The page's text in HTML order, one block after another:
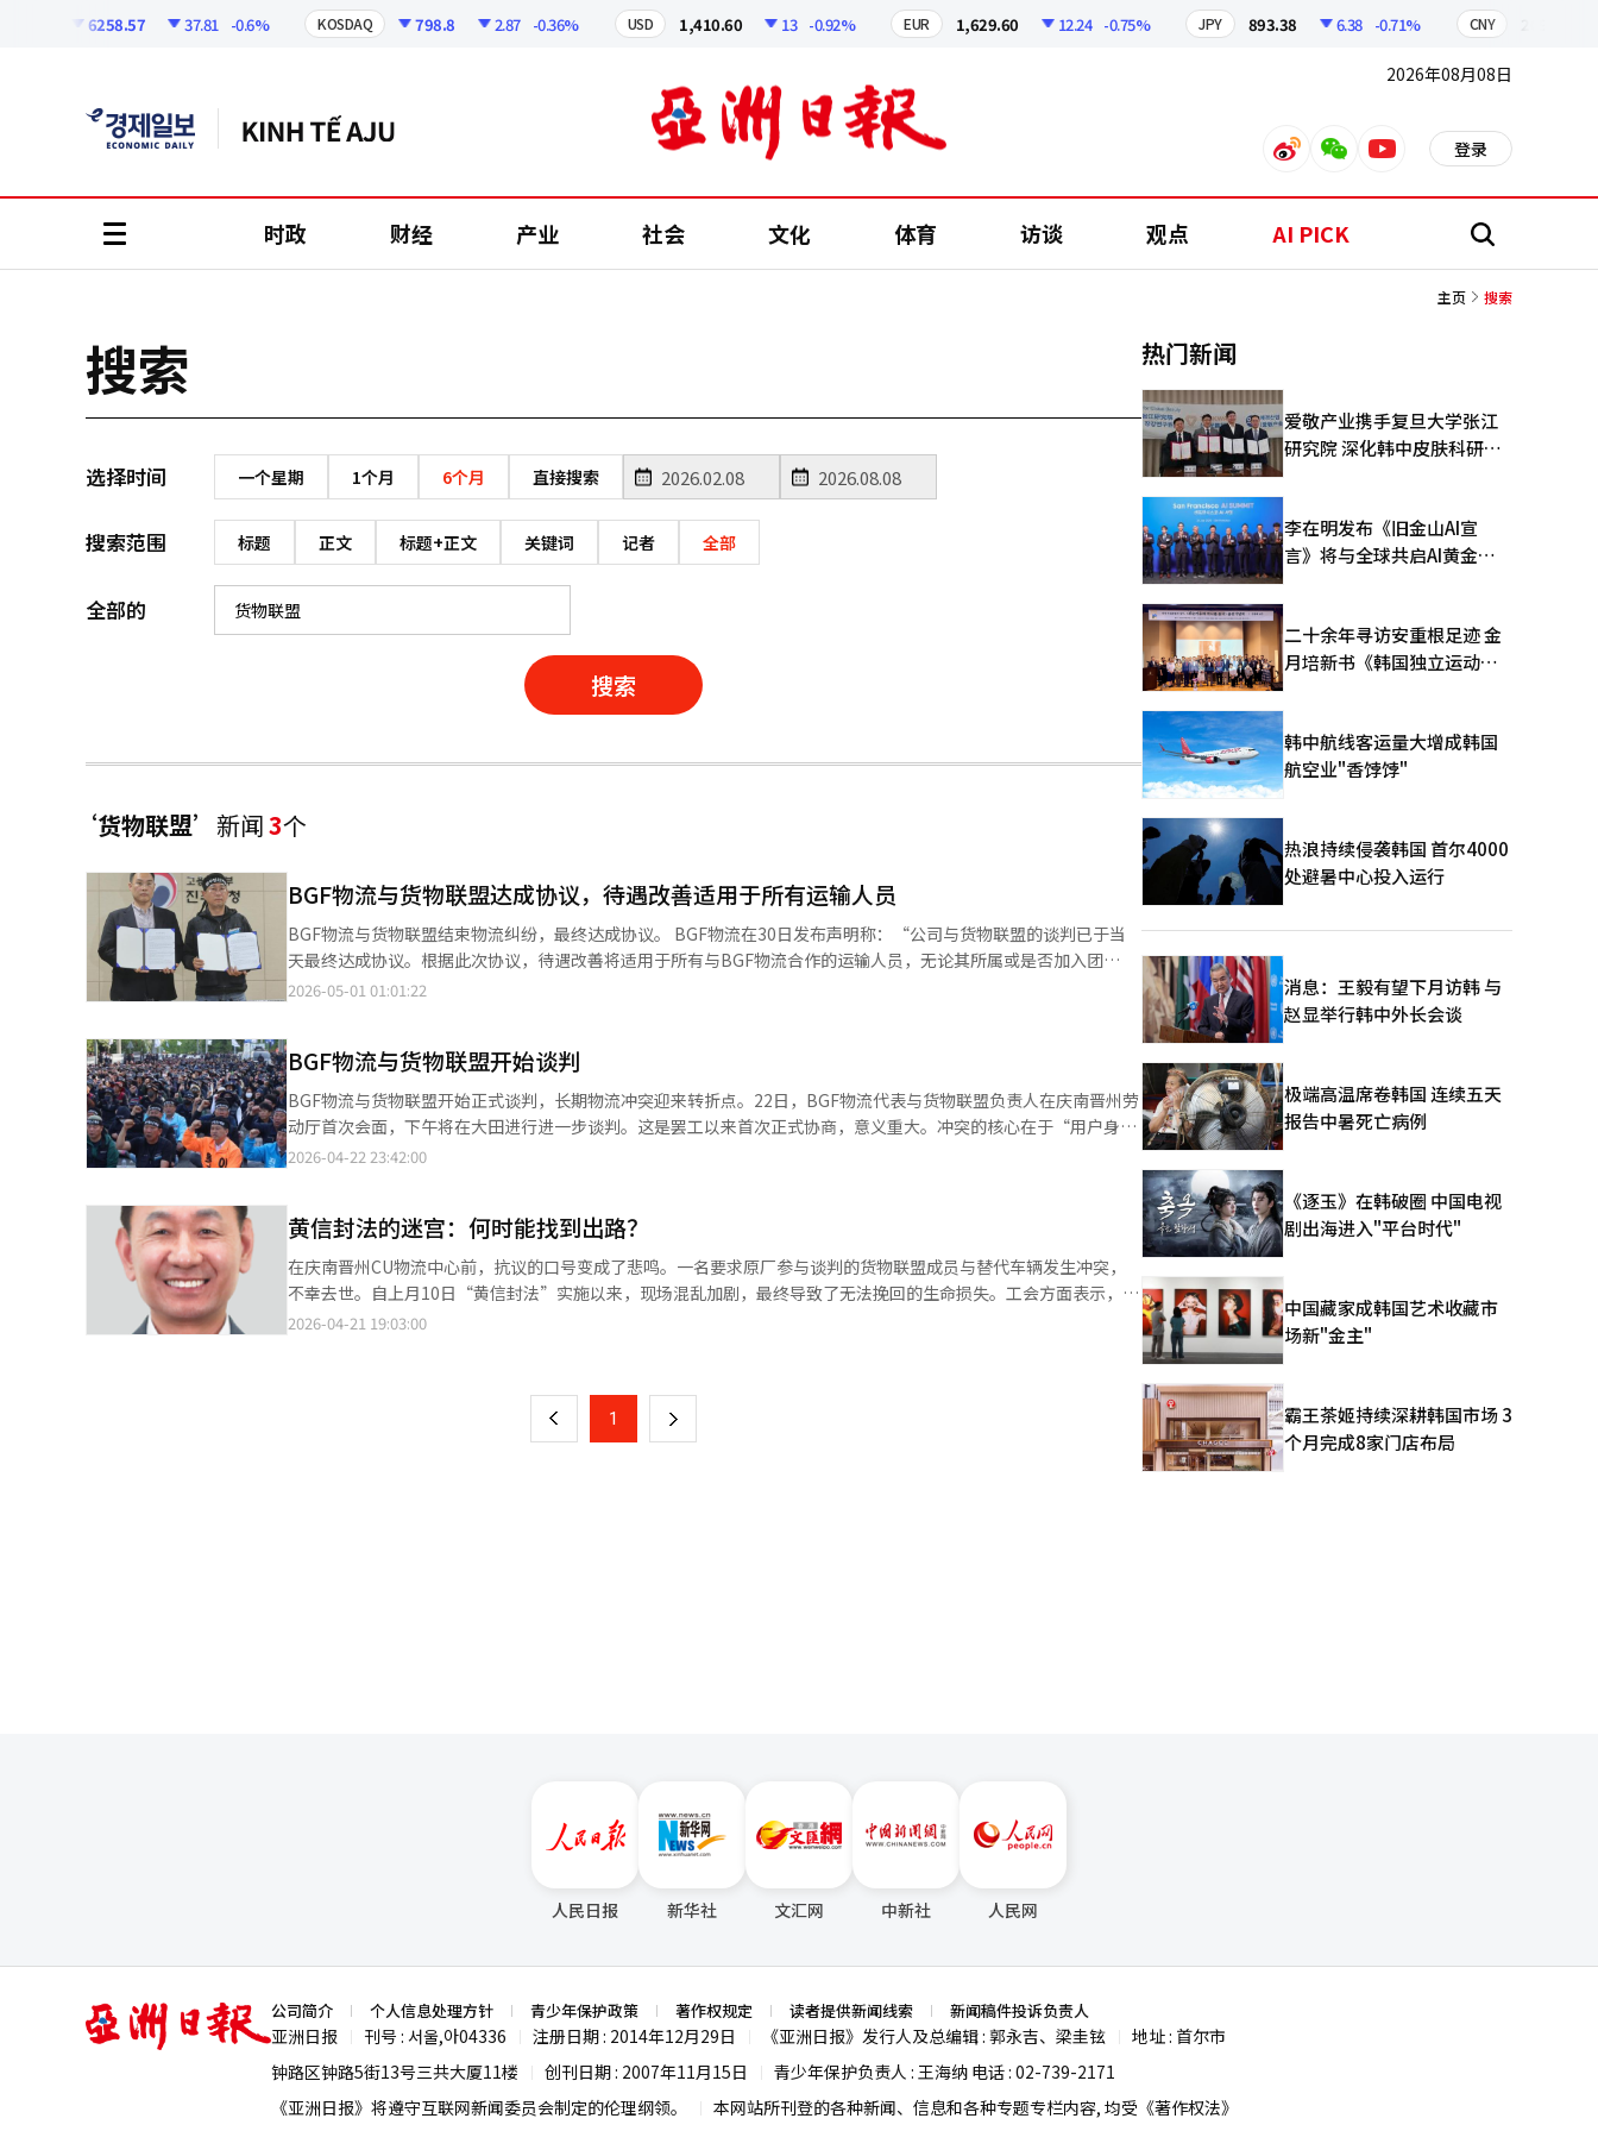
6258.57 37.81 -0.6% KOSDAQ 798.8 2.87 -0.36% USD 1,410.60 13 -0.92% EUR 1,629.60 12.24 -0.75% JPY 893.38 6.38 -0.71% CNY
2026年08月08日
weiboweixinyoutube 登录
时政 财经 产业 社会 文化 体育 访谈 观点 AI PICK 搜
主页 搜索
搜索
选择时间 一个星期 1个月 6个月 直接搜索
搜索范围 标题 正文 标题+正文 关键词 记者 全部
全部的
搜索
‘货物联盟’ 新闻3个
BGF物流与货物联盟达成协议，待遇改善适用于所有运输人员
BGF物流与货物联盟结束物流纠纷，最终达成协议。 BGF物流在30日发布声明称：“公司与货物联盟的谈判已于当
天最终达成协议。根据此次协议，待遇改善将适用于所有与BGF物流合作的运输人员，无论其所属或是否加入团
体。” BGF物流表示：“物流中心和食品工厂的封锁将在协议签署后立即解除，商品配送将在各中心内部整顿后逐步
而努力。” 当天上午签署的协议包括运输费提高7%、每季度一次的有薪假期保障、工会活动保障、与此次集会相关
的民事和刑事免责及撤回临时禁令申请等内容。还包括对已故工会成员的名誉恢复和礼遇。 经营便利店CU的BGF零
售将制定店主支持措施。公司计划检查店铺受损情况并收集现场意见以制定支持方案。 此外，公司将在内部整顿后以
镇川物流中心为中心恢复运营，并计划在本周内推动所有物流中心和工厂的正常化。 ※ 本报道经人工智能（AI）系
统翻译与编辑。
2026-05-01 01:01:22
BGF物流与货物联盟开始谈判
BGF物流与货物联盟开始正式谈判，长期物流冲突迎来转折点。22日，BGF物流代表与货物联盟负责人在庆南晋州劳
动厅首次会面，下午将在大田进行进一步谈判。这是罢工以来首次正式协商，意义重大。冲突的核心在于“用户身
份”是否被承认。货物联盟认为BGF零售及其子公司BGF物流拥有实际指挥权，要求直接谈判，并引用“黄信封
扩大至生产阶段，17日起封锁忠北镇川BGF食品工厂，全面阻止便当、三明治等简餐生产和出货，导致部分产品被废
弃，全国店铺供应链受影响。店铺损失迅速积累，全国CU加盟店主纷纷表示“整个周末都没收到货”，部分店铺无
法陈列三角饭团和便当，销售额下降。20日发生的死亡事故使事态急剧恶化。庆南晋州物流中心前的集会现场，一辆
替代货车与工会成员相撞，导致1人死亡，多人受伤，劳资冲突成为社会问题。事故后，政府介入调解，劳动部呼吁
劳资双方直接对话，强调解决问题的必要性。BGF物流决定参与谈判，被视为因物流问题导致店主损失扩大、社会舆
2026-04-22 23:42:00
黄信封法的迷宫：何时能找到出路？
在庆南晋州CU物流中心前，抗议的口号变成了悲鸣。一名要求原厂参与谈判的货物联盟成员与替代车辆发生冲突，
不幸去世。自上月10日“黄信封法”实施以来，现场混乱加剧，最终导致了无法挽回的生命损失。工会方面表示，这
次事故与法律实施无关，他们只是要求承认原厂的雇主身份。然而，这正是黄信封法的核心争议。法律的模糊性导致
我们多次警告，没有明确指导和社会共识的立法会导致劳资双方的共灭。政治界和相关部门却充耳不闻，结果是我们
现在面临的冷酷现实。我们需要多少牺牲才能采取措施？问题的根本在于法律条款的抽象性。原厂企业认为与众多下
包工会逐一谈判不切实际，且可能侵犯经营权。工人则要求找到真正的指挥者。在这种对立中，“对话”缺失。双方
2026-04-21 19:03:00
上 1 下
热门新闻
爱敬产业携手复旦大学张江
研究院 深化韩中皮肤科研合
李在明发布《旧金山AI宣
言》将与全球共启AI黄金时
二十余年寻访安重根足迹 金
月培新书《韩国独立运动圣
韩中航线客运量大增成韩国
航空业"香饽饽"
热浪持续侵袭韩国 首尔4000
处避暑中心投入运行
消息：王毅有望下月访韩 与
赵显举行韩中外长会谈
极端高温席卷韩国 连续五天
报告中暑死亡病例
《逐玉》在韩破圈 中国电视
剧出海进入"平台时代"
中国藏家成韩国艺术收藏市
场新"金主"
霸王茶姬持续深耕韩国市场 3
个月完成8家门店布局
人民日报 新华社 文汇网 中新社 人民网
亚
洲
日
公司简介 个人信息处理方针 青少年保护政策 著作权规定 读者提供新闻线索 新闻稿件投诉负责人
亚洲日报 刊号 : 서울,아04336 注册日期 : 2014年12月29日 《亚洲日报》发行人及总编辑 : 郭永吉、梁圭铉
地址 : 首尔市
钟路区钟路5街13号三共大厦11楼
创刊日期 : 2007年11月15日
青少年保护负责人 : 王海纳 电话 : 02-739-2171
《亚洲日报》将遵守互联网新闻委员会制定的伦理纲领。
本网站所刊登的各种新闻、信息和各种专题专栏内容, 均受《著作权法》